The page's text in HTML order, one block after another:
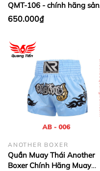
QMT-106 - chính hãng sản
xuất tại thailand
650.000₫
ANOTHER BOXER
Quần Muay Thái Another
Boxer Chính Hãng Muay